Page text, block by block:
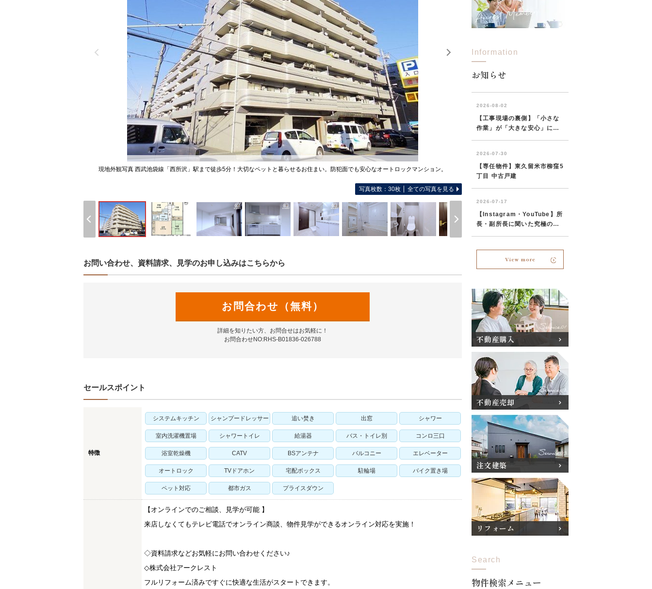
現地外観写真 西武池袋線「西所沢」駅まで徒歩5分！大切なペットと暮らせるお住まい。防犯面でも安心なオートロックマンション。 西武新宿線「西所沢」駅徒歩5分！～通勤通学
写真枚数：30枚 全ての写真を見る
お問い合わせ、資料請求、見学のお申し込みはこちらから
お問合わせ（無料）
詳細を知りたい方、お問合せはお気軽に！
お問合わせNO:RHS-B01836-026788
セールスポイント
特徴
システムキッチン シャンプードレッサー 追い焚き 出窓 シャワー
室内洗濯機置場 シャワートイレ 給湯器 バス・トイレ別 コンロ三口
浴室乾燥機 CATV BSアンテナ バルコニー エレベーター
オートロック TVドアホン 宅配ボックス 駐輪場 バイク置き場
ペット対応 都市ガス プライスダウン
【オンラインでのご相談、見学が可能 】
来店しなくてもテレビ電話でオンライン商談、物件見学ができるオンライン対応を実施！
◇資料請求などお気軽にお問い合わせください♪
◇株式会社アークレスト
フルリフォーム済みですぐに快適な生活がスタートできます。
Information
お知らせ
View more
不動産購入
不動産売却
注文建築
リフォーム
Search
物件検索メニュー